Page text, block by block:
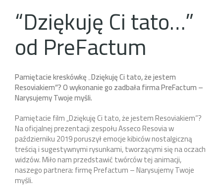
“Dziękuję Ci tato…”
od PreFactum
Pamiętacie kreskówkę „Dziękuję Ci tato, że jestem
Resoviakiem”? O wykonanie go zadbała firma PreFactum –
Narysujemy Twoje myśli.
Pamiętacie film „Dziękuję Ci tato, że jestem Resoviakiem”?
Na oficjalnej prezentacji zespołu Asseco Resovia w
październiku 2019 poruszył emocje kibiców nostalgiczną
treścią i sugestywnymi rysunkami, tworzącymi się na oczach
widzów. Miło nam przedstawić twórców tej animacji,
naszego partnera: firmę Prefactum – Narysujemy Twoje
myśli.